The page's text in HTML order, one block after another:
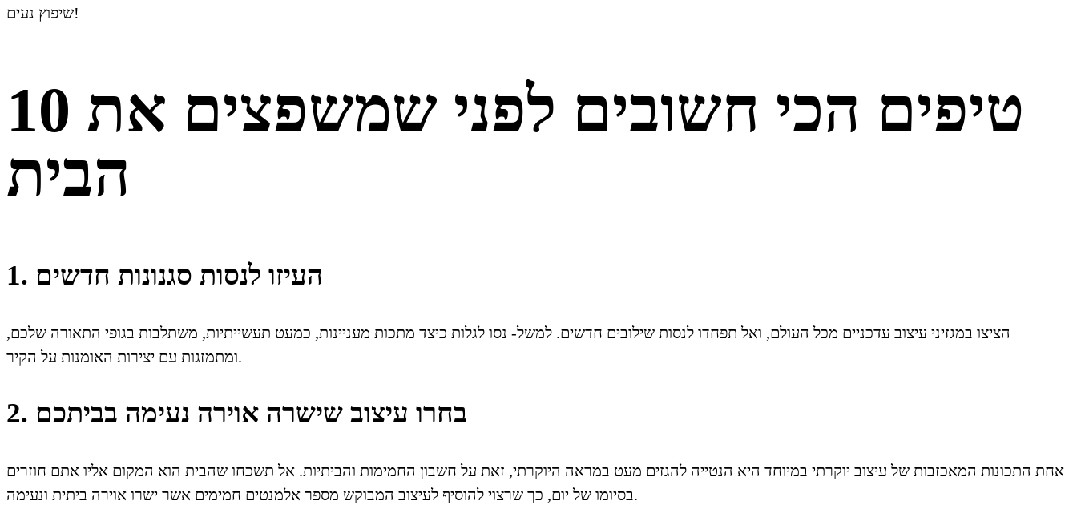
שיפוץ נעים!
10 טיפים הכי חשובים לפני שמשפצים את
הבית
1. העיזו לנסות סגנונות חדשים
הציצו במגזיני עיצוב עדכניים מכל העולם, ואל תפחדו לנסות שילובים חדשים. למשל- נסו לגלות כיצד מתכות מעניינות, כמעט תעשייתיות, משתלבות בגופי התאורה שלכם,
ומתמזגות עם יצירות האומנות על הקיר.
2. בחרו עיצוב שישרה אוירה נעימה בביתכם
אחת התכונות המאכזבות של עיצוב יוקרתי במיוחד היא הנטייה להגזים מעט במראה היוקרתי, זאת על חשבון החמימות והביתיות. אל תשכחו שהבית הוא המקום אליו אתם חוזרים
בסיומו של יום, כך שרצוי להוסיף לעיצוב המבוקש מספר אלמנטים חמימים אשר ישרו אוירה ביתית ונעימה.